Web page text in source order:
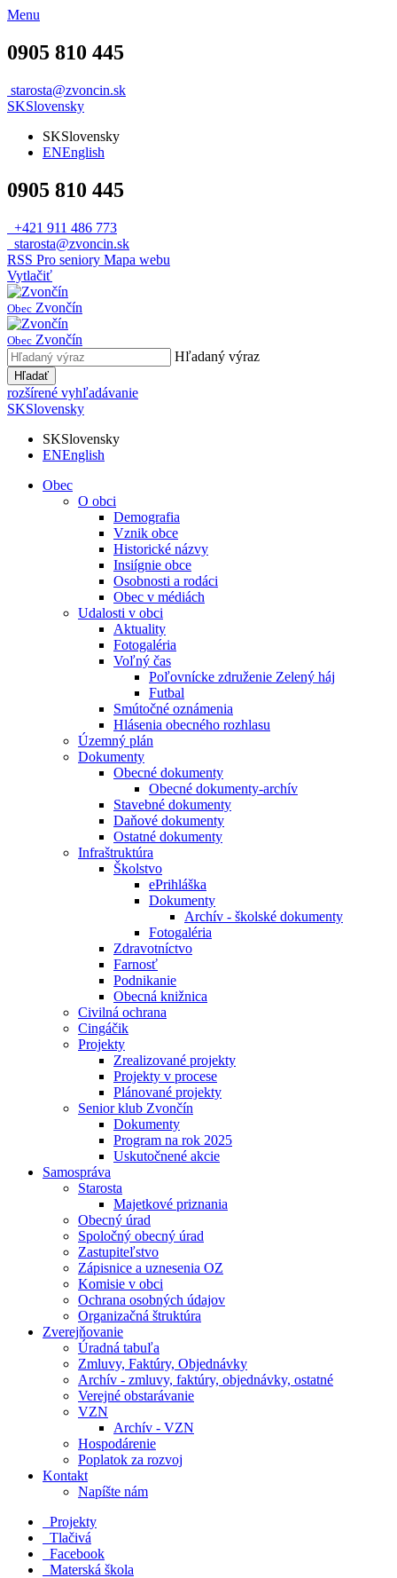
Menu
0905 810 445
starosta@zvoncin.sk
SKSlovensky
SKSlovensky
ENEnglish
0905 810 445
+421 911 486 773
starosta@zvoncin.sk
RSS Pro seniory Mapa webu
Vytlačiť
Obec Zvončín
Obec Zvončín
Hľadaný výraz
Hľadať
rozšírené vyhľadávanie
SKSlovensky
SKSlovensky
ENEnglish
Obec
O obci
Demografia
Vznik obce
Historické názvy
Insiígnie obce
Osobnosti a rodáci
Obec v médiách
Udalosti v obci
Aktuality
Fotogaléria
Voľný čas
Poľovnícke združenie Zelený háj
Futbal
Smútočné oznámenia
Hlásenia obecného rozhlasu
Územný plán
Dokumenty
Obecné dokumenty
Obecné dokumenty-archív
Stavebné dokumenty
Daňové dokumenty
Ostatné dokumenty
Infraštruktúra
Školstvo
ePrihláška
Dokumenty
Archív - školské dokumenty
Fotogaléria
Zdravotníctvo
Farnosť
Podnikanie
Obecná knižnica
Civilná ochrana
Cingáčik
Projekty
Zrealizované projekty
Projekty v procese
Plánované projekty
Senior klub Zvončín
Dokumenty
Program na rok 2025
Uskutočnené akcie
Samospráva
Starosta
Majetkové priznania
Obecný úrad
Spoločný obecný úrad
Zastupiteľstvo
Zápisnice a uznesenia OZ
Komisie v obci
Ochrana osobných údajov
Organizačná štruktúra
Zverejňovanie
Úradná tabuľa
Zmluvy, Faktúry, Objednávky
Archív - zmluvy, faktúry, objednávky, ostatné
Verejné obstarávanie
VZN
Archív - VZN
Hospodárenie
Poplatok za rozvoj
Kontakt
Napíšte nám
Projekty
Tlačivá
Facebook
Materská škola